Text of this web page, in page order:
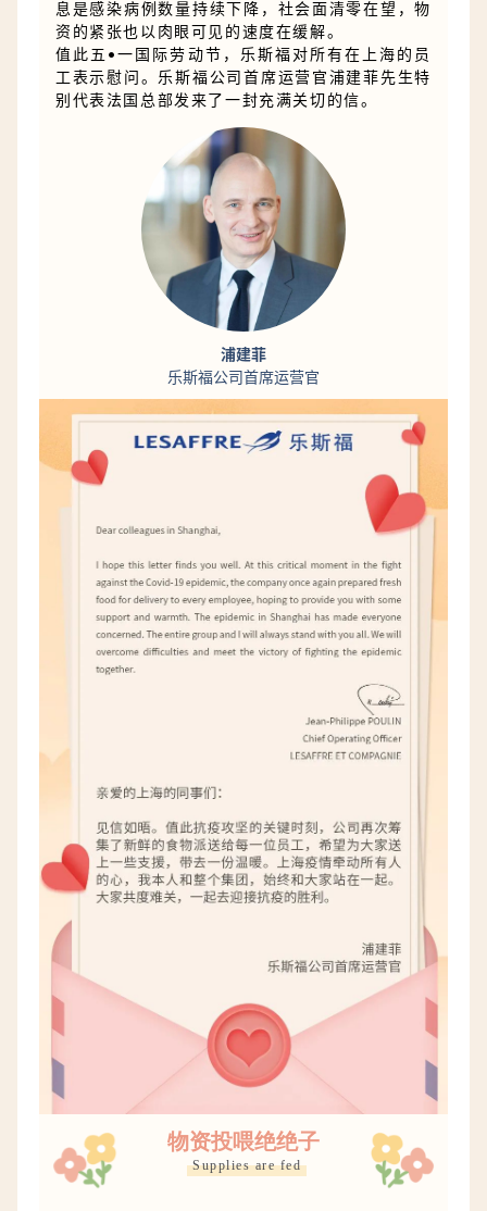
息是感染病例数量持续下降，社会面清零在望，物
资的紧张也以肉眼可见的速度在缓解。
值此五•一国际劳动节，乐斯福对所有在上海的员
工表示慰问。乐斯福公司首席运营官浦建菲先生特
别代表法国总部发来了一封充满关切的信。
浦建菲
乐斯福公司首席运营官
物资投喂绝绝子
Supplies are fed